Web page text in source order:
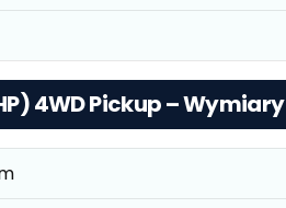
4WD Pickup – Wymiary